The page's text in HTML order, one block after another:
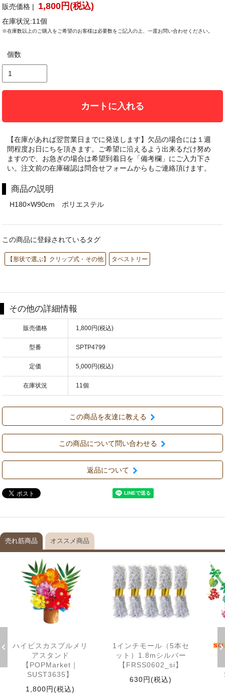
販売価格 | 1,800円(税込)
在庫状況:11個
※在庫数以上のご購入をご希望のお客様は必要数をご記入の上、一度お問い合わせください。
個数
カートに入れる
【在庫があれば翌営業日までに発送します】欠品の場合には１週
間程度お日にちを頂きます。ご希望に沿えるよう出来るだけ努め
ますので、お急ぎの場合は希望到着日を「備考欄」にご入力下さ
い。注文前の在庫確認は問合せフォームからもご連絡頂けます。
商品の説明
H180×W90cm ポリエステル
この商品に登録されているタグ
【形状で選ぶ】クリップ式・その他 タペストリー
その他の詳細情報
販売価格 1,800円(税込)
型番 SPTP4799
定価 5,000円(税込)
在庫状況 11個
この商品を友達に教える
この商品について問い合わせる
返品について
売れ筋商品 オススメ商品
ハイビスカスプルメリ
アスタンド
【POPMarket｜
SUST3635】
1,800円(税込)
1インチモール（5本セ
ット）1.8mシルバー
【FRSS0602_si】
630円(税込)